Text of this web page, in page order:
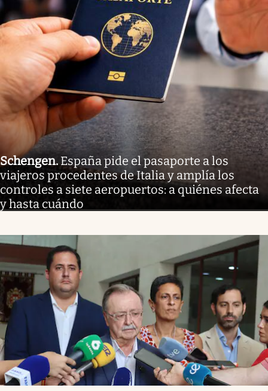
Schengen. España pide el pasaporte a los
viajeros procedentes de Italia y amplía los
controles a siete aeropuertos: a quiénes afecta
y hasta cuándo